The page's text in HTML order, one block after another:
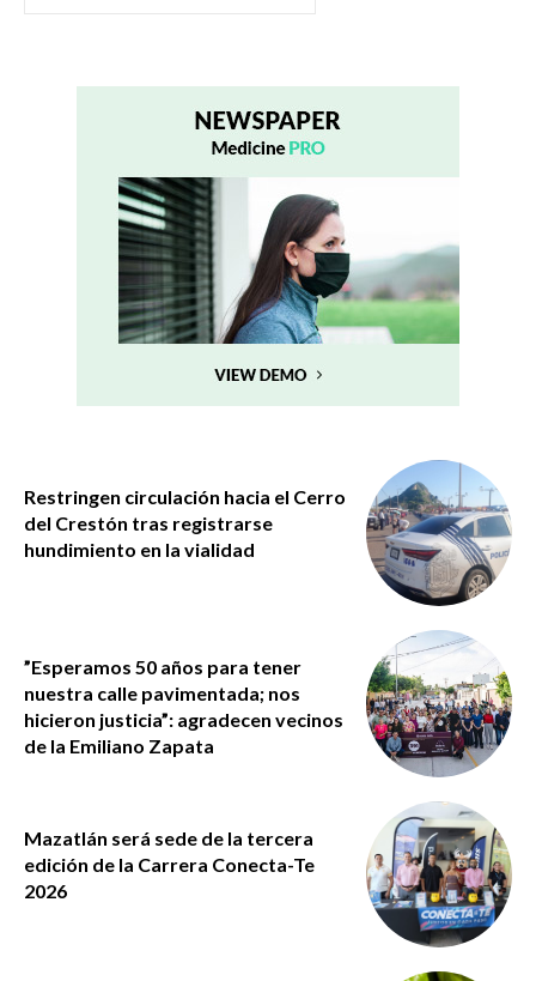
Restringen circulación hacia el Cerro
del Crestón tras registrarse
hundimiento en la vialidad
”Esperamos 50 años para tener
nuestra calle pavimentada; nos
hicieron justicia”: agradecen vecinos
de la Emiliano Zapata
Mazatlán será sede de la tercera
edición de la Carrera Conecta-Te
2026